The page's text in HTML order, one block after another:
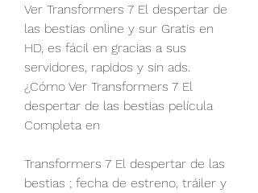
Ver Transformers 7 El despertar de
las bestias online y sur Gratis en
HD, es fácil en gracias a sus
servidores, rapidos y sin ads.
¿Cómo Ver Transformers 7 El
despertar de las bestias película
Completa en
Transformers 7 El despertar de las
bestias ; fecha de estreno, tráiler y